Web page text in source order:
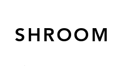
SHROOM